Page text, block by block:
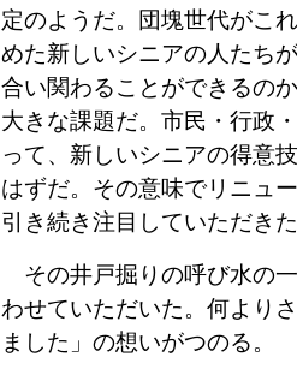
定のようだ。団塊世代がこ
めた新しいシニアの人たち
合い関わることができるの
大きな課題だ。市民・行政
って、新しいシニアの得意
はずだ。その意味でリニュ
引き続き注目していただき
その井戸掘りの呼び水の
わせていただいた。何より
ました」の想いがつのる。